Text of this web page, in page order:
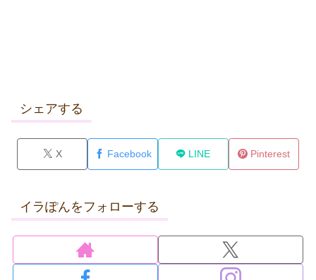
シェアする
X Facebook LINE Pinterest
イラぽんをフォローする